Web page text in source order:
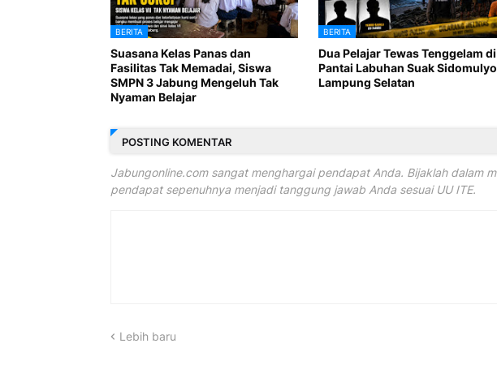
BERITA
Suasana Kelas Panas dan
Fasilitas Tak Memadai, Siswa
SMPN 3 Jabung Mengeluh Tak
Nyaman Belajar
BERITA
Dua Pelajar Tewas Tenggelam di
Pantai Labuhan Suak Sidomulyo
Lampung Selatan
POSTING KOMENTAR
Jabungonline.com sangat menghargai pendapat Anda. Bijaklah dalam
pendapat sepenuhnya menjadi tanggung jawab Anda sesuai UU ITE.
Lebih baru